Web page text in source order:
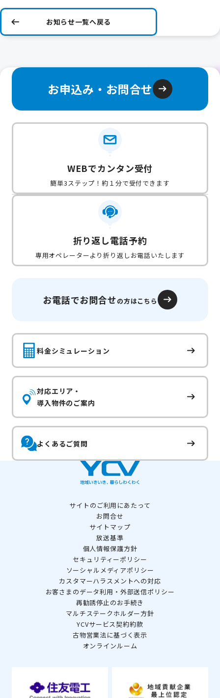
お知らせ一覧へ戻る
お申込み・お問合せ
WEBでカンタン受付
簡単3ステップ！約１分で受付できます
折り返し電話予約
専用オペレーターより折り返しお電話いたします
お電話でお問合せの方はこちら
料金シミュレーション
対応エリア・
導入物件のご案内
よくあるご質問
サイトのご利用にあたって
お問合せ
サイトマップ
放送基準
個人情報保護方針
セキュリティーポリシー
ソーシャルメディアポリシー
カスタマーハラスメントへの対応
お客さまのデータ利用・外部送信ポリシー
再勧誘停止のお手続き
マルチステークホルダー方針
YCVサービス契約約款
古物営業法に基づく表示
オンラインルーム